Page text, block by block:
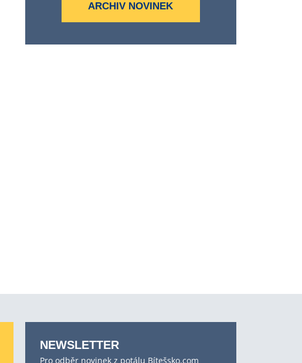
ARCHIV NOVINEK
NEWSLETTER
Pro odběr novinek z potálu Bítešsko.com